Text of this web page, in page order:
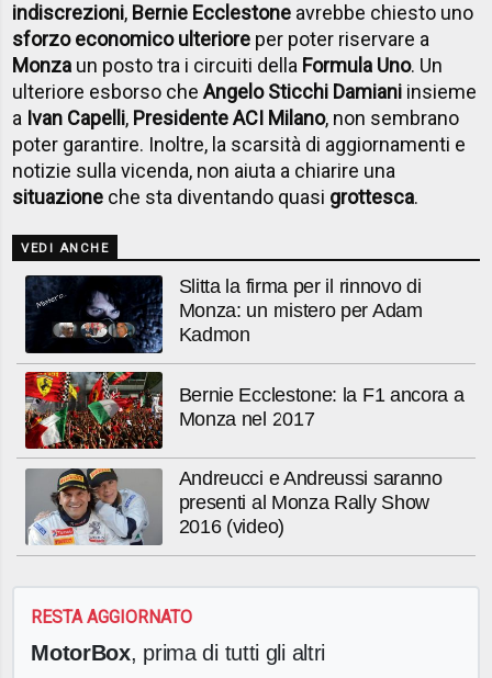
indiscrezioni, Bernie Ecclestone avrebbe chiesto uno
sforzo economico ulteriore per poter riservare a
Monza un posto tra i circuiti della Formula Uno. Un
ulteriore esborso cheAngelo Sticchi Damiani insieme
a Ivan Capelli, Presidente ACI Milano, non sembrano
poter garantire. Inoltre, la scarsità di aggiornamenti e
notizie sulla vicenda, non aiuta a chiarire una
situazione che sta diventando quasi grottesca.
VEDI ANCHE
Slitta la firma per il rinnovo di
Monza: un mistero per Adam
Kadmon
Bernie Ecclestone: la F1 ancora a
Monza nel 2017
Andreucci e Andreussi saranno
presenti al Monza Rally Show
2016 (video)
RESTA AGGIORNATO
MotorBox, prima di tutti gli altri